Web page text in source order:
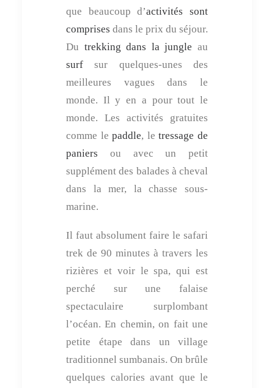
que beaucoup d’activités sont
comprises dans le prix du séjour.
Du trekking dans la jungle au
surf sur quelques-unes des
meilleures vagues dans le
monde. Il y en a pour tout le
monde. Les activités gratuites
comme lepaddle, letressage de
paniers ou avec un petit
supplément des balades à cheval
dans la mer, la chasse sous-
marine.
Il faut absolument faire le safari
trek de 90 minutes à travers les
rizières et voir le spa, qui est
perché sur une falaise
spectaculaire surplombant
l’océan. En chemin, on fait une
petite étape dans un village
traditionnel sumbanais. On brûle
quelques calories avant que le